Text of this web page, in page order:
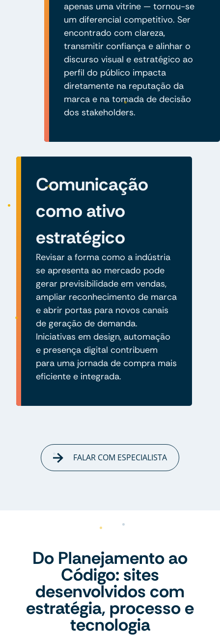
apenas uma vitrine — tornou-se
um diferencial competitivo. Ser
encontrado com clareza,
transmitir confiança e alinhar o
discurso visual e estratégico ao
perfil do público impacta
diretamente na reputação da
marca e na tomada de decisão
dos stakeholders.
Comunicação
como ativo
estratégico
Revisar a forma como a indústria
se apresenta ao mercado pode
gerar previsibilidade em vendas,
ampliar reconhecimento de marca
e abrir portas para novos canais
de geração de demanda.
Iniciativas em design, automação
e presença digital contribuem
para uma jornada de compra mais
eficiente e integrada.
FALAR COM ESPECIALISTA
Do Planejamento ao
Código: sites
desenvolvidos com
estratégia, processo e
tecnologia